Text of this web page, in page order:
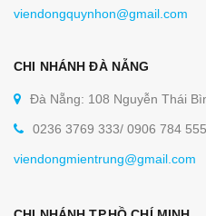
viendongquynhon@gmail.com
CHI NHÁNH ĐÀ NẴNG
Đà Nẵng: 108 Nguyễn Thái
0236 3769 333/ 0906 784 555
viendongmientrung@gmail.com